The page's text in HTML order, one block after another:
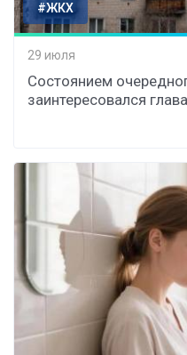
#ЖКХ
29 июля
Состоянием
заинтересовался